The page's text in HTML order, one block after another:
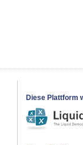
Diese Plattform